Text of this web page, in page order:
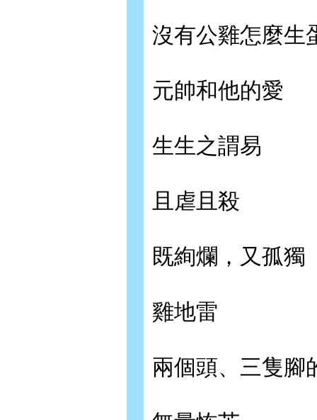
沒有公雞怎麼生
元帥和他的愛
生生之謂易
且虐且殺
既絢爛，又孤獨
雞地雷
兩個頭、三隻腳